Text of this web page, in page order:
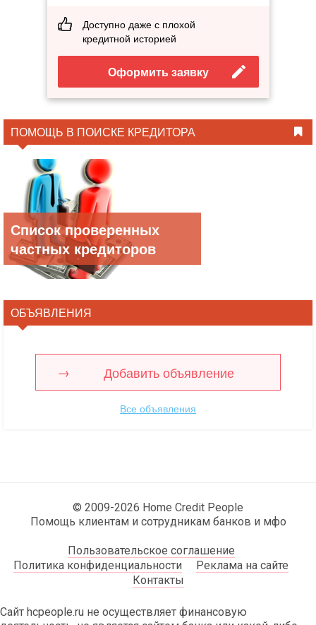
Доступно даже с плохой
кредитной историей
Оформить заявку
ПОМОЩЬ В ПОИСКЕ КРЕДИТОРА
Список проверенных
частных кредиторов
ОБЪЯВЛЕНИЯ
Добавить объявление
Все объявления
© 2009-2026 Home Credit People
Помощь клиентам и сотрудникам банков и мфо
Пользовательское соглашение
Политика конфиденциальности
Реклама на сайте
Контакты
Сайт hcpeople.ru не осуществляет финансовую